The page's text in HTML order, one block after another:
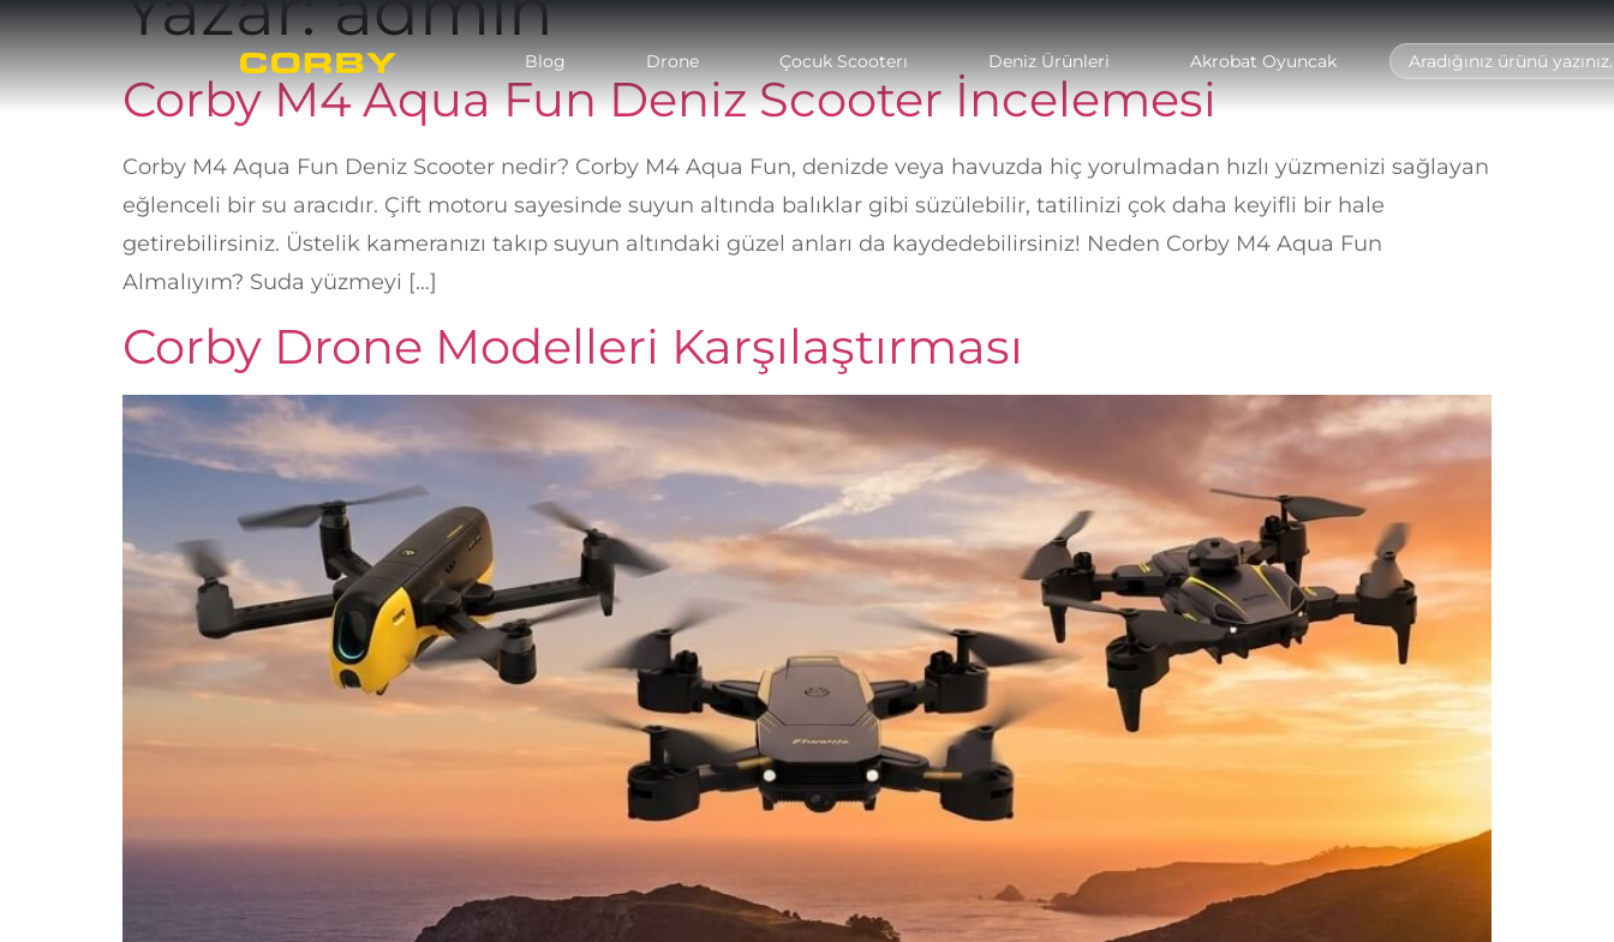
Blog Drone Çocuk Scooterı Deniz Ürünleri Akrobat Oyuncak
Corby M4 Aqua Fun Deniz Scooter İncelemesi
Corby M4 Aqua Fun Deniz Scooter nedir? Corby M4 Aqua Fun, denizde veya havuzda hiç yorulmadan hızlı yüzmenizi sağlayan
eğlenceli bir su aracıdır. Çift motoru sayesinde suyun altında balıklar gibi süzülebilir, tatilinizi çok daha keyifli bir hale
getirebilirsiniz. Üstelik kameranızı takıp suyun altındaki güzel anları da kaydedebilirsiniz! Neden Corby M4 Aqua Fun
Almalıyım? Suda yüzmeyi […]
Corby Drone Modelleri Karşılaştırması